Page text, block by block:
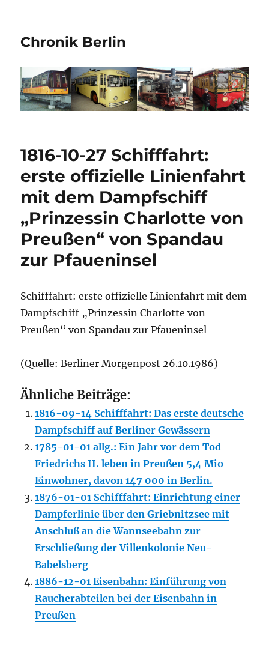
Chronik Berlin
1816-10-27 Schifffahrt:
erste offizielle Linienfahrt
mit dem Dampfschiff
„Prinzessin Charlotte von
Preußen“ von Spandau
zur Pfaueninsel
Schifffahrt: erste offizielle Linienfahrt mit dem
Dampfschiff „Prinzessin Charlotte von
Preußen“ von Spandau zur Pfaueninsel
(Quelle: Berliner Morgenpost 26.10.1986)
Ähnliche Beiträge:
1816-09-14 Schifffahrt: Das erste deutsche
Dampfschiff auf Berliner Gewässern
1785-01-01 allg.: Ein Jahr vor dem Tod
Friedrichs II. leben in Preußen 5,4 Mio
Einwohner, davon 147 000 in Berlin.
1876-01-01 Schifffahrt: Einrichtung einer
Dampferlinie über den Griebnitzsee mit
Anschluß an die Wannseebahn zur
Erschließung der Villenkolonie Neu-
Babelsberg
1886-12-01 Eisenbahn: Einführung von
Raucherabteilen bei der Eisenbahn in
Preußen